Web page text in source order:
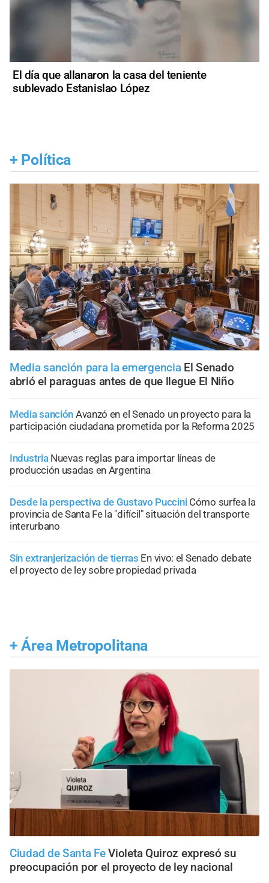
El día que allanaron la casa del teniente
sublevado Estanislao López
+ Política
Media sanción para la emergencia El Senado
abrió el paraguas antes de que llegue El Niño
Media sanción Avanzó en el Senado un proyecto para la
participación ciudadana prometida por la Reforma 2025
Industria Nuevas reglas para importar líneas de
producción usadas en Argentina
Desde la perspectiva de Gustavo Puccini Cómo surfea la
provincia de Santa Fe la "difícil" situación del transporte
interurbano
Sin extranjerización de tierras En vivo: el Senado debate
el proyecto de ley sobre propiedad privada
+ Área Metropolitana
Ciudad de Santa Fe Violeta Quiroz expresó su
preocupación por el proyecto de ley nacional